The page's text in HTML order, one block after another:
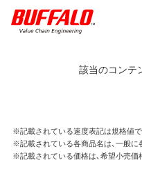
該当のコンテ
※記載されている速度表記は規格値で
※記載されている各商品名は、一般に
※記載されている価格は、希望小売価